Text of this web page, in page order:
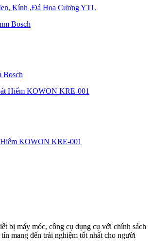
Kính ,Đá Hoa Cương YTL
Bosch
KOWON KRE-001
bị máy móc, công cụ dụng cụ với chính sách
mang đến trải nghiệm tốt nhất cho người